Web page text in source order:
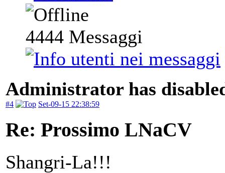
4444 Messaggi
Administrator has
#4 Set-09-15 22:38:59
Re: Prossimo LNaCV
Shangri-La!!!